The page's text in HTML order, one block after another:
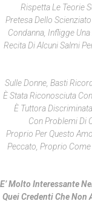
Rispetta Le Teorie
Pretesa Dello
Condanna, Infligge
Recita Di Alcuni Salmi
Sulle Donne, Basti
È Stata Riconosciuta
È Tuttora
Con Problemi Di
Proprio Per Questo
Peccato, Proprio Come
E’ Molto Interessante
Quei Credenti Che Non